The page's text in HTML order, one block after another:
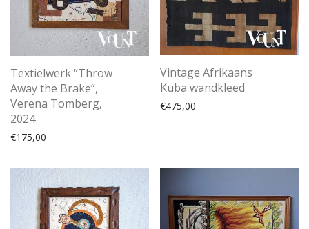
Textielwerk “Throw
Away the Brake”,
Verena Tomberg,
2024
€175,00
Vintage Afrikaans
Kuba wandkleed
€475,00